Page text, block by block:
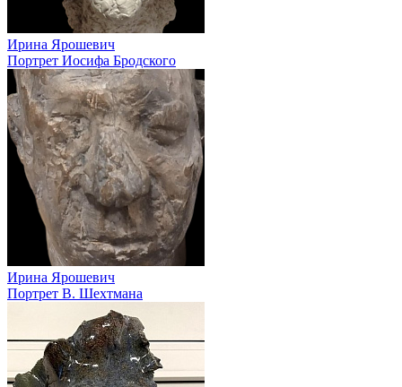
Ирина Ярошевич
Портрет Иосифа Бродского
Ирина Ярошевич
Портрет В. Шехтмана